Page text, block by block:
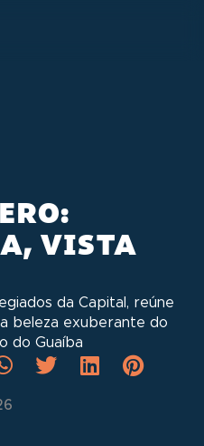
VISTA
da Capital, reúne
beleza exuberante do
do Guaíba